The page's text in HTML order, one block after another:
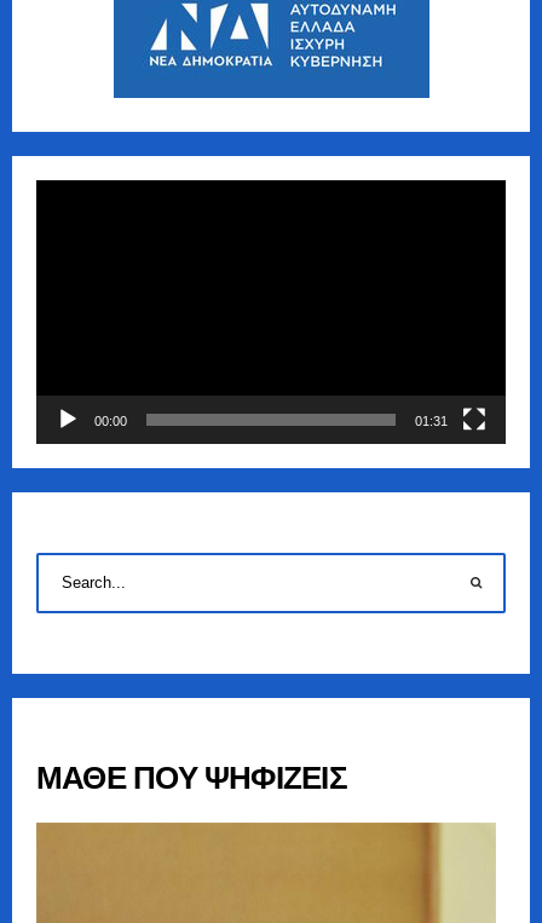
00:00 01:31
ΜΑΘΕ ΠΟΥ ΨΗΦΙΖΕΙΣ